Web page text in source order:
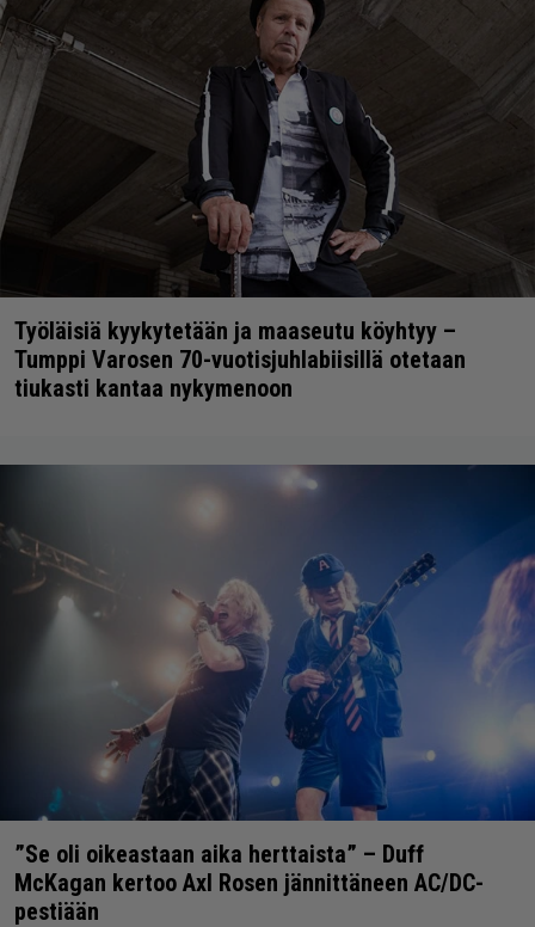
Työläisiä kyykytetään ja maaseutu köyhtyy –
Tumppi Varosen 70-vuotisjuhlabiisillä otetaan
tiukasti kantaa nykymenoon
”Se oli oikeastaan aika herttaista” – Duff
McKagan kertoo Axl Rosen jännittäneen AC/DC-
pestiään